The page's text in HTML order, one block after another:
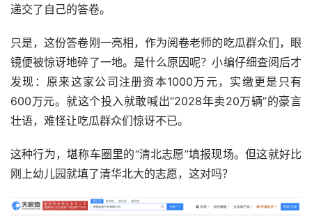
递交了自己的答卷。
只是，这份答卷刚一亮相，作为阅卷老师的吃瓜群众们，眼
镜便被惊讶地碎了一地。是什么原因呢？小编仔细查阅后才
发现：原来这家公司注册资本1000万元，实缴更是只有
600万元。就这个投入就敢喊出“2028年卖20万辆”的豪言
壮语，难怪让吃瓜群众们惊讶不已。
这种行为，堪称车圈里的“清北志愿”填报现场。但这就好比
刚上幼儿园就填了清华北大的志愿，这对吗？